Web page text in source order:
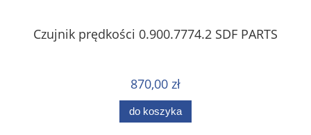
Czujnik prędkości 0.900.7774.2 SDF PARTS
870,00 zł
do koszyka